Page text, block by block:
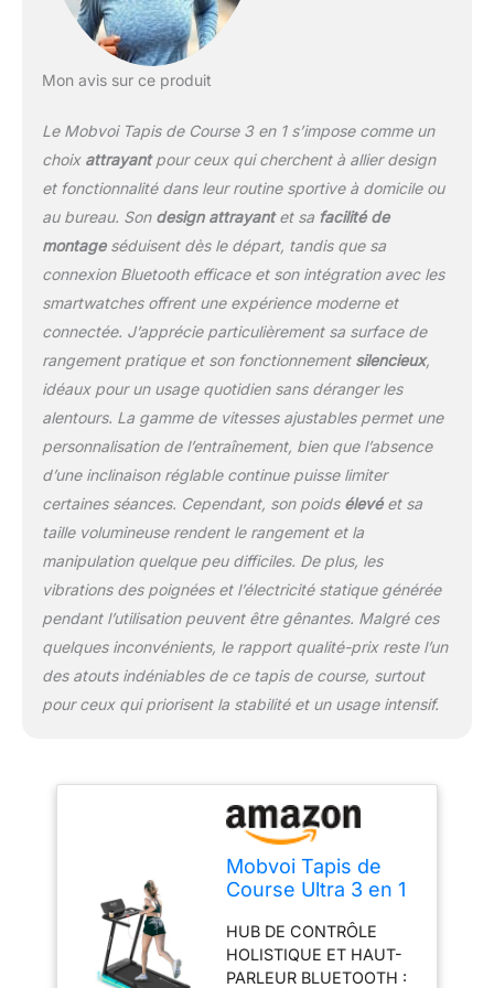
puissance nécessaire
tapis de course Mobvoi
Ultra est livré avec un
pied inclinable à 6 % par
rapport à un tapis de
marche standard. Passez
d'une marche douce à
un entraînement en
pente intense en
quelques secondes
grâce au pied inclinable.
Adaptez vos séances à
vos objectifs grâce à ce
réglage rapide et simple.
DE COURSE ÉLARGIE :
Découvrez un confort et
une liberté inégalés avec
notre dernière innovation
étendue du nouveau
tapis de course. Il
dispose désormais d'une
largeur de 42 cm (au lieu
de 40,64 cm) et d'une
longueur de 102 cm (au
lieu de 101,6 cm). Passez
parcours de remise en
forme avec des
performances améliorées
et un espace de
mouvement suffisant.
MOTEUR PUISSANT ET
SILENCIEUX : Doté d'une
capacité robuste de 2,5
CV, il vous propulse à
Mon avis sur ce produit
Le Mobvoi Tapis de Course 3 en 1 s’impose comme un
choix attrayantpour ceux qui cherchent à allier design
et fonctionnalité dans leur routine sportive à domicile ou
au bureau. Son design attrayantet sa facilité de
montageséduisent dès le départ, tandis que sa
connexion Bluetooth efficace et son intégration avec les
smartwatches offrent une expérience moderne et
connectée. J’apprécie particulièrement sa surface de
rangement pratique et son fonctionnement silencieux,
idéaux pour un usage quotidien sans déranger les
alentours. La gamme de vitesses ajustables permet une
personnalisation de l’entraînement, bien que l’absence
d’une inclinaison réglable continue puisse limiter
certaines séances. Cependant, son poids élevéet sa
taille volumineuse rendent le rangement et la
manipulation quelque peu difficiles. De plus, les
vibrations des poignées et l’électricité statique générée
pendant l’utilisation peuvent être gênantes. Malgré ces
quelques inconvénients, le rapport qualité-prix reste l’un
des atouts indéniables de ce tapis de course, surtout
pour ceux qui priorisent la stabilité et un usage intensif.
Mobvoi Tapis de
Course Ultra 3 en 1
6% pour la Maison,
Le Bureau, 2,5 CV,
Support pour
HUB DE CONTRÔLE
HOLISTIQUE ET HAUT-
PARLEUR BLUETOOTH :